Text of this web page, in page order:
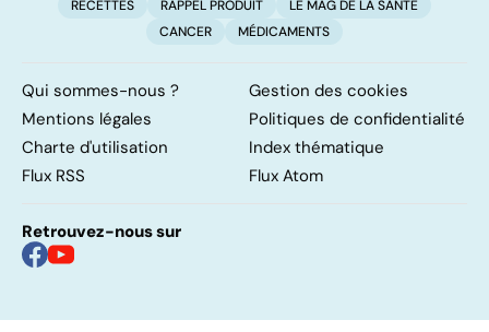
RECETTES RAPPEL PRODUIT
LE MAG DE LA SANTÉ
CANCER
MÉDICAMENTS
Qui sommes-nous ?
Gestion des cookies
Mentions légales
Politiques de confidentialité
Charte d'utilisation
Index thématique
Flux RSS
Flux Atom
Retrouvez-nous sur